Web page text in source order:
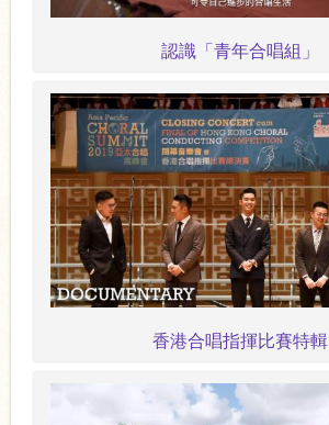
認識「青年合唱組」
香港合唱指揮比賽特輯